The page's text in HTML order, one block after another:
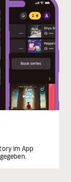
im App